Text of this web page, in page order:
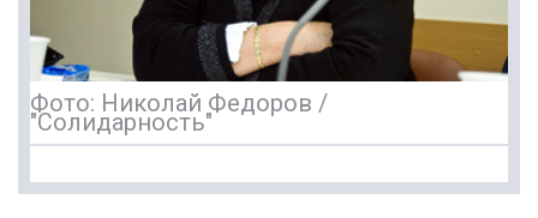
Фото: Николай Федоров /
"Солидарность"